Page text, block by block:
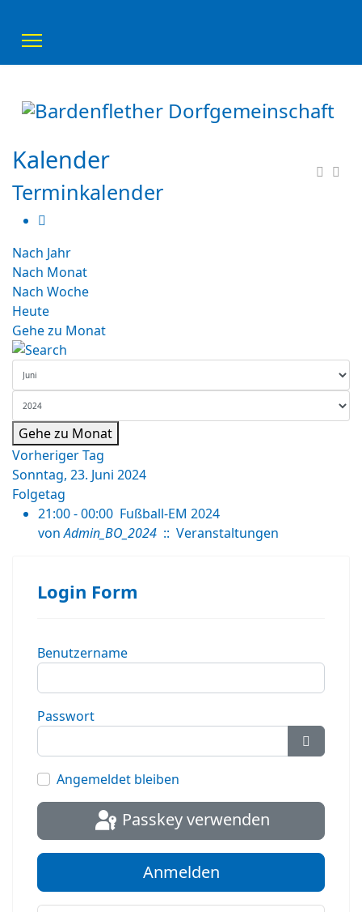
Kalender
Terminkalender
Nach Jahr
Nach Monat
Nach Woche
Heute
Gehe zu Monat
Gehe zu Monat
Vorheriger Tag
Sonntag, 23. Juni 2024
Folgetag
21:00 - 00:00 Fußball-EM 2024
von Admin_BO_2024 :: Veranstaltungen
Login Form
Benutzername
Passwort
Angemeldet bleiben
Passkey verwenden
Anmelden